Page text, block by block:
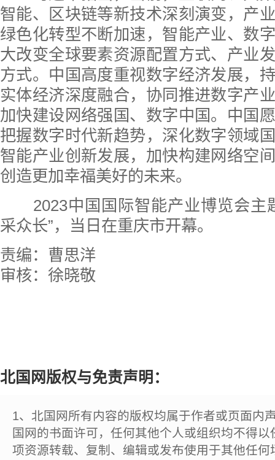
智能、区块链等新技术深刻演变，产
绿色化转型不断加速，智能产业、数
大改变全球要素资源配置方式、产业
方式。中国高度重视数字经济发展，
实体经济深度融合，协同推进数字产
加快建设网络强国、数字中国。中国
把握数字时代新趋势，深化数字领域
智能产业创新发展，加快构建网络空
创造更加幸福美好的未来。
2023中国国际智能产业博览会主
采众长”，当日在重庆市开幕。
责编：曹思洋
审核：徐晓敬
北国网版权与免责声明：
1、北国网所有内容的版权均属于作者或页面内
国网的书面许可，任何其他个人或组织均不得
项资源转载、复制、编辑或发布使用于其他任